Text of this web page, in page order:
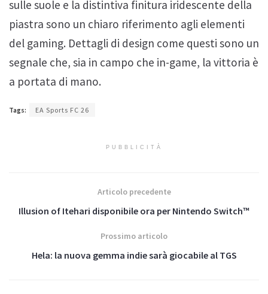
sulle suole e la distintiva finitura iridescente della
piastra sono un chiaro riferimento agli elementi
del gaming. Dettagli di design come questi sono un
segnale che, sia in campo che in-game, la vittoria è
a portata di mano.
Tags: EA Sports FC 26
PUBBLICITÀ
Articolo precedente
Illusion of Itehari disponibile ora per Nintendo Switch™
Prossimo articolo
Hela: la nuova gemma indie sarà giocabile al TGS